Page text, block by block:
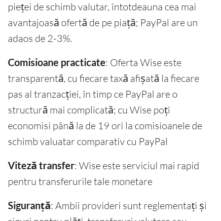
pieței de schimb valutar, întotdeauna cea mai
avantajoasă ofertă de pe piață; PayPal are un
adaos de 2-3%.
Comisioane practicate: Oferta Wise este
transparentă, cu fiecare taxă afișată la fiecare
pas al tranzacției, în timp ce PayPal are o
structură mai complicată; cu Wise poți
economisi până la de 19 ori la comisioanele de
schimb valuatar comparativ cu PayPal
Viteză transfer: Wise este serviciul mai rapid
pentru transferurile tale monetare
Siguranță: Ambii provideri sunt reglementați și